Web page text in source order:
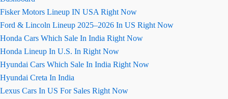
Fisker Motors Lineup IN USA Right Now
Ford & Lincoln Lineup 2025–2026 In US Right Now
Honda Cars Which Sale In India Right Now
Honda Lineup In U.S. In Right Now
Hyundai Cars Which Sale In India Right Now
Hyundai Creta In India
Lexus Cars In US For Sales Right Now